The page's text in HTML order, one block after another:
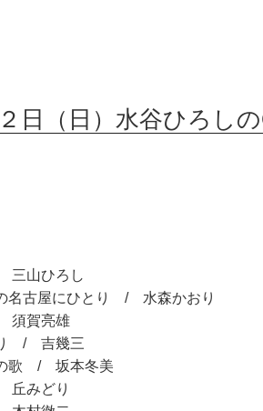
日（日）水谷ひろし
山ひろし
古屋にひとり / 水森かおり
賀亮雄
/ 吉幾三
歌 / 坂本冬美
みどり